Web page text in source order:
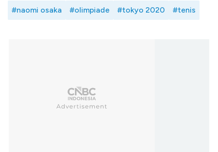
#naomi osaka #olimpiade #tokyo 2020 #tenis